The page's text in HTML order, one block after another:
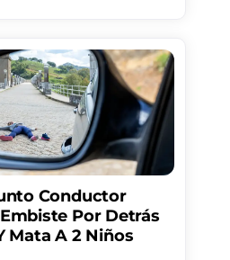
Conductor
Por Detrás
Mata A 2 Niños